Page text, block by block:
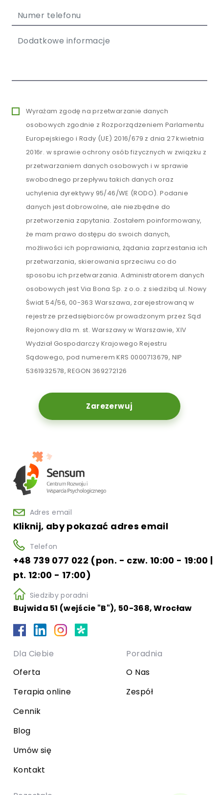
Wyrażam zgodę na przetwarzanie danych
osobowych zgodnie z Rozporządzeniem Parlamentu
Europejskiego i Rady (UE) 2016/679 z dnia 27 kwietnia
2016r. w sprawie ochrony osób fizycznych w związku z
przetwarzaniem danych osobowych i w sprawie
swobodnego przepływu takich danych oraz
uchylenia dyrektywy 95/46/WE (RODO). Podanie
danych jest dobrowolne, ale niezbędne do
przetworzenia zapytania. Zostałem poinformowany,
że mam prawo dostępu do swoich danych,
możliwości ich poprawiania, żądania zaprzestania ich
przetwarzania, skierowania sprzeciwu co do
sposobu ich przetwarzania. Administratorem danych
osobowych jest Via Bona Sp. z o.o. z siedzibą ul. Nowy
Świat 54/56, 00-363 Warszawa, zarejestrowaną w
rejestrze przedsiębiorców prowadzonym przez Sąd
Rejonowy dla m. st. Warszawy w Warszawie, XIV
Wydział Gospodarczy Krajowego Rejestru
Sądowego, pod numerem KRS 0000713679, NIP
5361932578, REGON 369272126
Zarezerwuj
Adres email
Kliknij, aby pokazać adres email
Telefon
+48 739 077 022 (pon. - czw. 10:00 - 19:00 |
pt. 12:00 - 17:00)
Siedziby poradni
Bujwida 51 (wejście "B"), 50-368, Wrocław
Dla Ciebie
Oferta
Terapia online
Cennik
Blog
Umów się
Kontakt
Poradnia
O Nas
Zespół